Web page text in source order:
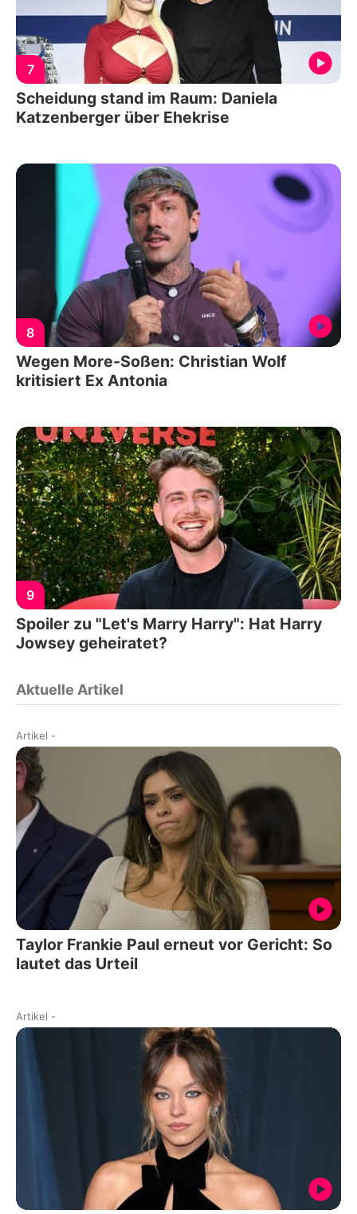
7
Scheidung stand im Raum: Daniela
Katzenberger über Ehekrise
8
Wegen More-Soßen: Christian Wolf
kritisiert Ex Antonia
9
Spoiler zu "Let's Marry Harry": Hat Harry
Jowsey geheiratet?
Aktuelle Artikel
Artikel -
Taylor Frankie Paul erneut vor Gericht: So
lautet das Urteil
Artikel -